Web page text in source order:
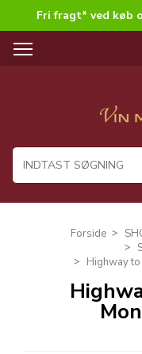
Fri fragt* ved køb
T
a
i
Forside
Highway